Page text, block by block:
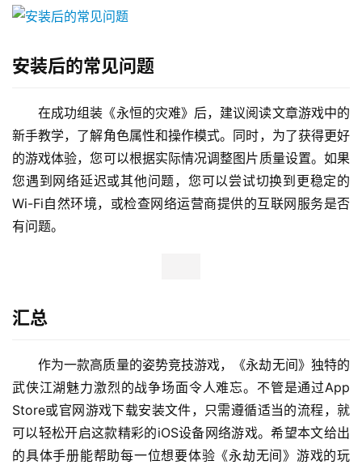
安装后的常见问题
在成功组装《永恒的灾难》后，建议阅读文章游戏中的
新手教学，了解角色属性和操作模式。同时，为了获得更好
的游戏体验，您可以根据实际情况调整图片质量设置。如果
您遇到网络延迟或其他问题，您可以尝试切换到更稳定的
Wi-Fi自然环境，或检查网络运营商提供的互联网服务是否
有问题。
汇总
作为一款高质量的姿势竞技游戏，《永劫无间》独特的
武侠江湖魅力激烈的战争场面令人难忘。不管是通过App
Store或官网游戏下载安装文件，只需遵循适当的流程，就
可以轻松开启这款精彩的iOS设备网络游戏。希望本文给出
的具体手册能帮助每一位想要体验《永劫无间》游戏的玩